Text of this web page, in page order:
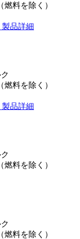
燃料を除く）
製品詳細
燃料を除く）
製品詳細
燃料を除く）
燃料を除く）